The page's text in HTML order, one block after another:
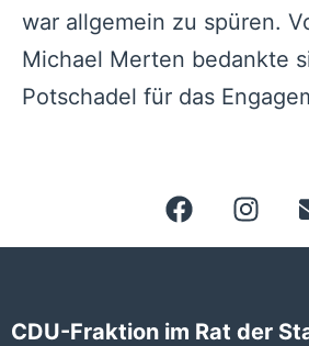
war allgemein zu spüren.
Michael Merten bedankte
Potschadel für das
CDU-Fraktion im Rat der